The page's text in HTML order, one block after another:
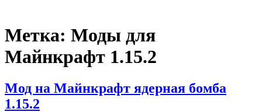
Метка: Моды для
Майнкрафт 1.15.2
Мод на Майнкрафт ядерная бомба
1.15.2